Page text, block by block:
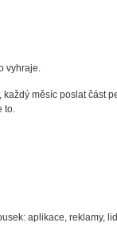
vyhraje.
měsíc poslat část
to.
aplikace, reklamy,